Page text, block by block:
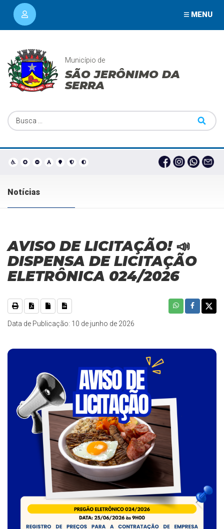
MENU
Município de
SÃO JERÔNIMO DA
SERRA
Notícias
AVISO DE LICITAÇÃO! 📣
DISPENSA DE LICITAÇÃO
ELETRÔNICA 024/2026
Data de Publicação: 10 de junho de 2026